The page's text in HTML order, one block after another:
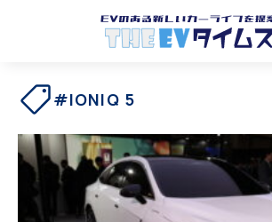
#IONIQ 5